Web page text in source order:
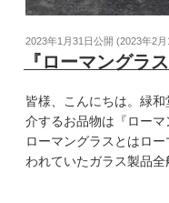
2023年1月31日公開 (2023年2月
『ローマングラス
皆様、こんにちは。緑
介するお品物は『ロー
ローマングラスとはロ
われていたガラス製品